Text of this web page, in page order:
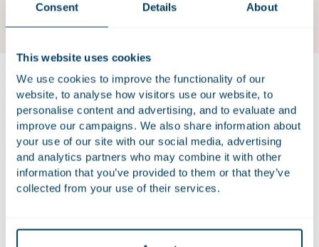
Consent Details About
This website uses cookies
We use cookies to improve the functionality of our
website, to analyse how visitors use our website, to
personalise content and advertising, and to evaluate and
improve our campaigns. We also share information about
your use of our site with our social media, advertising
and analytics partners who may combine it with other
information that you’ve provided to them or that they’ve
collected from your use of their services.
voortdurend op de loer.
Event manager
Roeline Schaafsma
Marketing Coördinator
Op donderdag 11 juni organiseren wij het